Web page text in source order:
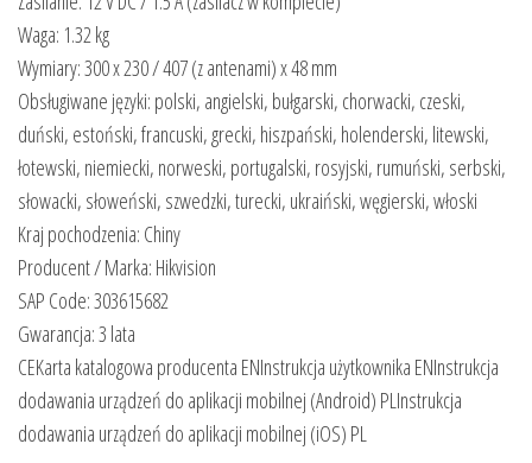
Waga: 1.32 kg
Wymiary: 300 x 230 / 407 (z antenami) x 48 mm
Obsługiwane języki: polski, angielski, bułgarski, chorwacki, czeski,
duński, estoński, francuski, grecki, hiszpański, holenderski, litewski,
łotewski, niemiecki, norweski, portugalski, rosyjski, rumuński, serbski,
słowacki, słoweński, szwedzki, turecki, ukraiński, węgierski, włoski
Kraj pochodzenia: Chiny
Producent / Marka: Hikvision
SAP Code: 303615682
Gwarancja: 3 lata
CEKarta katalogowa producenta ENInstrukcja użytkownika ENInstrukcja
dodawania urządzeń do aplikacji mobilnej (Android) PLInstrukcja
dodawania urządzeń do aplikacji mobilnej (iOS) PL